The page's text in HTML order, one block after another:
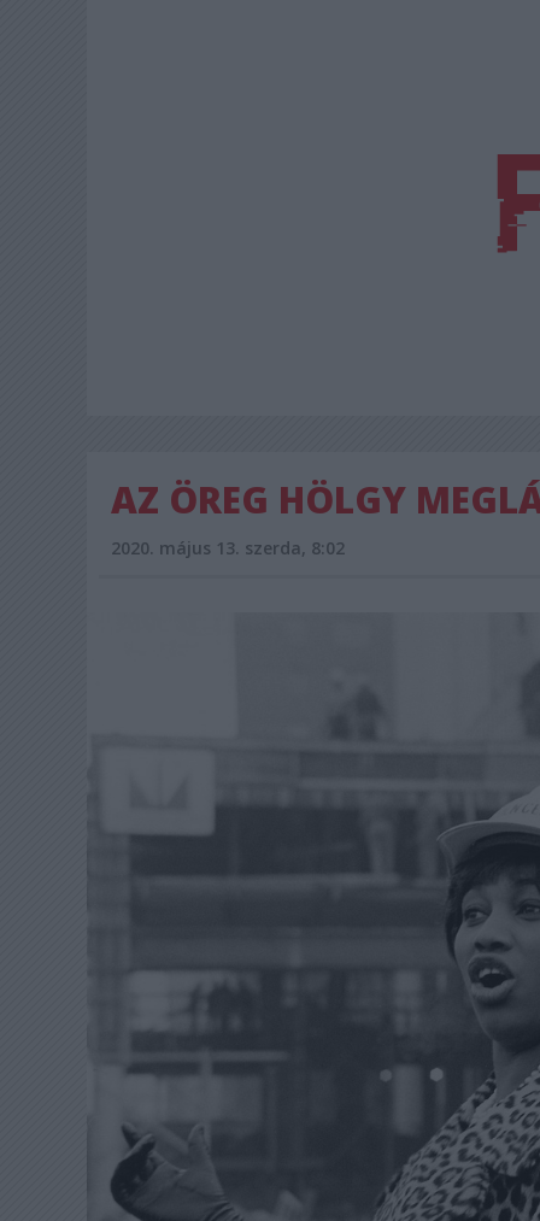
AZ ÖREG HÖLGY
2020. május 13. szerda, 8:02